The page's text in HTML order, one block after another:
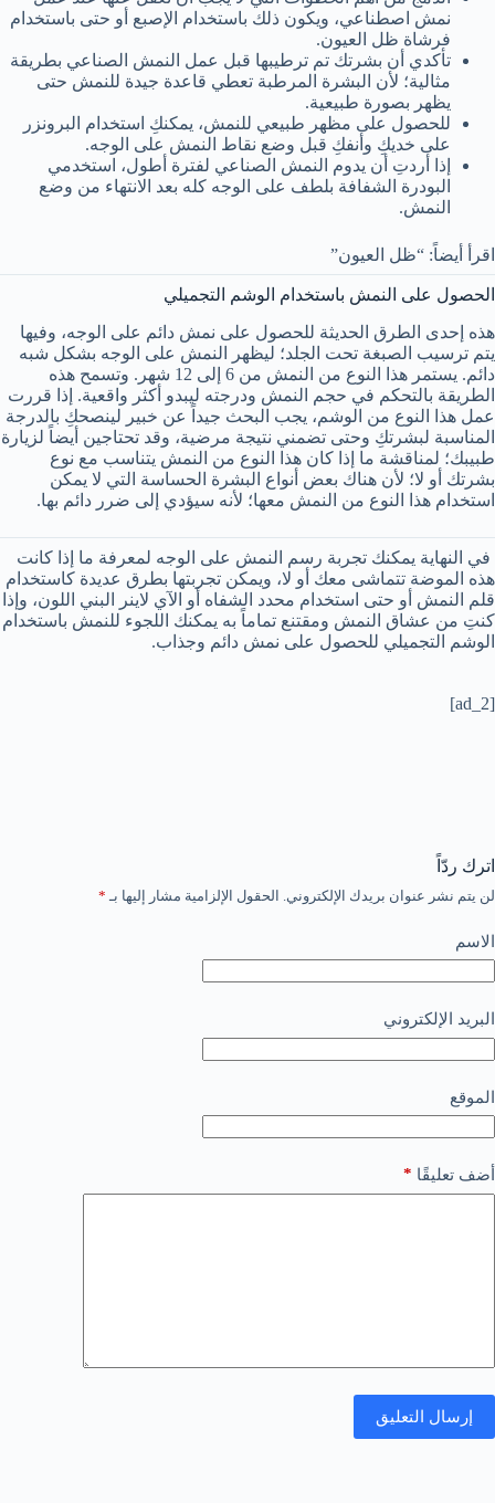
نمش اصطناعي، ويكون ذلك باستخدام الإصبع أو حتى باستخدام
فرشاة ظل العيون.
تأكدي أن بشرتك تم ترطيبها قبل عمل النمش الصناعي بطريقة
مثالية؛ لأن البشرة المرطبة تعطي قاعدة جيدة للنمش حتى
يظهر بصورة طبيعية.
للحصول على مظهر طبيعي للنمش، يمكنكِ استخدام البرونزر
على خديكِ وأنفكِ قبل وضع نقاط النمش على الوجه.
إذا أردتِ أن يدوم النمش الصناعي لفترة أطول، استخدمي
البودرة الشفافة بلطف على الوجه كله بعد الانتهاء من وضع
النمش.
اقرأ أيضاً: “ظل العيون”
الحصول على النمش باستخدام الوشم التجميلي
هذه إحدى الطرق الحديثة للحصول على نمش دائم على الوجه، وفيها
يتم ترسيب الصبغة تحت الجلد؛ ليظهر النمش على الوجه بشكل شبه
دائم. يستمر هذا النوع من النمش من 6 إلى 12 شهر. وتسمح هذه
الطريقة بالتحكم في حجم النمش ودرجته ليبدو أكثر واقعية. إذا قررت
عمل هذا النوع من الوشم، يجب البحث جيداً عن خبير لينصحكِ بالدرجة
المناسبة لبشرتكِ وحتى تضمني نتيجة مرضية، وقد تحتاجين أيضاً لزيارة
طبيبك؛ لمناقشة ما إذا كان هذا النوع من النمش يتناسب مع نوع
بشرتك أو لا؛ لأن هناك بعض أنواع البشرة الحساسة التي لا يمكن
استخدام هذا النوع من النمش معها؛ لأنه سيؤدي إلى ضرر دائم بها.
في النهاية يمكنك تجربة رسم النمش على الوجه لمعرفة ما إذا كانت
هذه الموضة تتماشى معك أو لا، ويمكن تجربتها بطرق عديدة كاستخدام
قلم النمش أو حتى استخدام محدد الشفاه أو الآي لاينر البني اللون، وإذا
كنتِ من عشاق النمش ومقتنع تماماً به يمكنك اللجوء للنمش باستخدام
الوشم التجميلي للحصول على نمش دائم وجذاب.
[ad_2]
اترك ردّاً
لن يتم نشر عنوان بريدك الإلكتروني. الحقول الإلزامية مشار إليها بـ *
الاسم
البريد الإلكتروني
الموقع
أضف تعليقًا *
إرسال التعليق